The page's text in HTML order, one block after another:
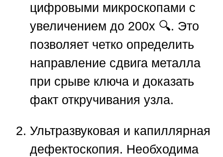
цифровыми микроскопами с
увеличением до 200х 🔍. Это
позволяет четко определить
направление сдвига металла
при срыве ключа и доказать
факт откручивания узла.
Ультразвуковая и капиллярная
дефектоскопия. Необходима